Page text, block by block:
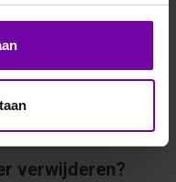
indien zij daartoe
derden de
andere Google
verwijderen?